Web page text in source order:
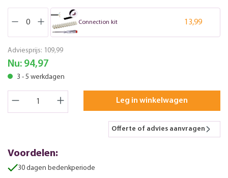
Connection kit 13,99
Adviesprijs: 109,99
Nu: 94,97
3 - 5 werkdagen
Leg in winkelwagen
Offerte of advies aanvragen
Voordelen:
30 dagen bedenkperiode